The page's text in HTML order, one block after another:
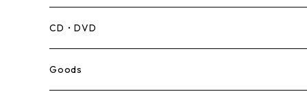
Mento,Calypso,Ballad
Ska
CD・DVD
Goods